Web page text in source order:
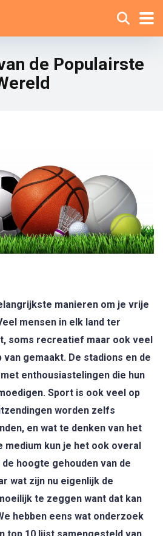
de Populairste
manieren om je vrije
mensen in elk land ter
soms recreatief maar ook veel
gemaakt. De stadions en de
enthousiastelingen die hun
Sport is ook veel op
worden zelfs
en wat te denken van het
medium kun je het ook overal
hoogte gehouden van de
wat zijn nu eigenlijk de
te zeggen want dat kan
hebben eens wat onderzoek